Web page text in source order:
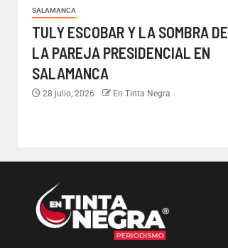
SALAMANCA
TULY ESCOBAR Y LA SOMBRA DE
LA PAREJA PRESIDENCIAL EN
SALAMANCA
28 julio, 2026 En Tinta Negra